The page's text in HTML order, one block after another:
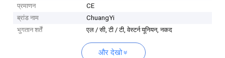
प्रमाणन
CE
ब्रांड नाम
ChuangYi
भुगतान शर्तें
एल / सी, टी / टी, वेस्टर्न यूनियन, नकद
और देखो